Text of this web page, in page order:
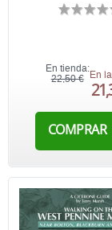
En tienda:
22,50 € En
COMPRAR